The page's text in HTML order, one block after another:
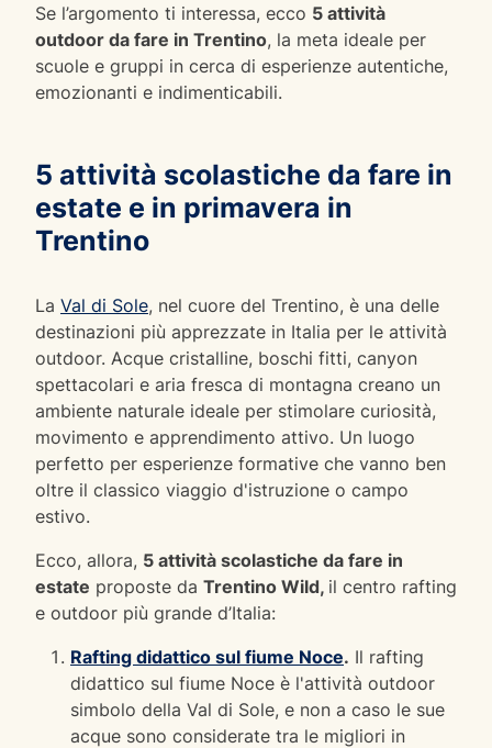
Se l’argomento ti interessa, ecco 5 attività
outdoor da fare in Trentino, la meta ideale per
scuole e gruppi in cerca di esperienze autentiche,
emozionanti e indimenticabili.
5 attività scolastiche da fare in
estate e in primavera in
Trentino
La Val di Sole, nel cuore del Trentino, è una delle
destinazioni più apprezzate in Italia per le attività
outdoor. Acque cristalline, boschi fitti, canyon
spettacolari e aria fresca di montagna creano un
ambiente naturale ideale per stimolare curiosità,
movimento e apprendimento attivo. Un luogo
perfetto per esperienze formative che vanno ben
oltre il classico viaggio d'istruzione o campo
estivo.
Ecco, allora, 5 attività scolastiche da fare in
estate proposte da Trentino Wild, il centro rafting
e outdoor più grande d’Italia:
Rafting didattico sul fiume Noce. Il rafting
didattico sul fiume Noce è l'attività outdoor
simbolo della Val di Sole, e non a caso le sue
acque sono considerate tra le migliori in